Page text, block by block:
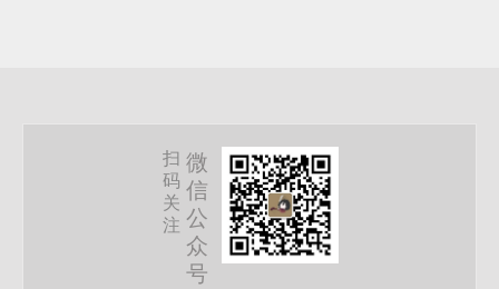
扫
码
关
注
微
信
公
众
号